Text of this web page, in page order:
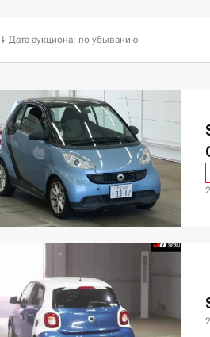
↓ Дата аукциона: по убыванию